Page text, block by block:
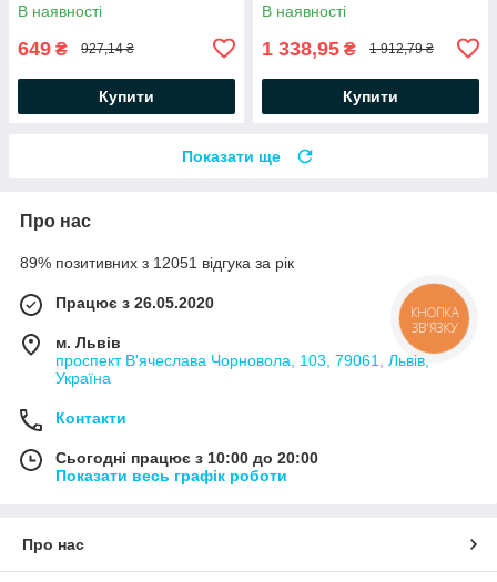
Ковдра з підігрівом
В наявності
649 ₴ 927,14 ₴
Купити
В наявності
1 338,95 ₴ 1 912,79 ₴
Купити
Показати ще
Про нас
89% позитивних з 12051 відгука за рік
Працює з 26.05.2020
м. Львів
проспект В'ячеслава Чорновола, 103, 79061, Львів,
Україна
Контакти
Сьогодні працює з 10:00 до 20:00
Показати весь графік роботи
Про нас
КНОПКА
ЗВ'ЯЗКУ